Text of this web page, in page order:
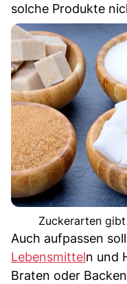
solche Produkte
Zuckerarten
Auch aufpassen
Lebensmitteln und
Braten oder